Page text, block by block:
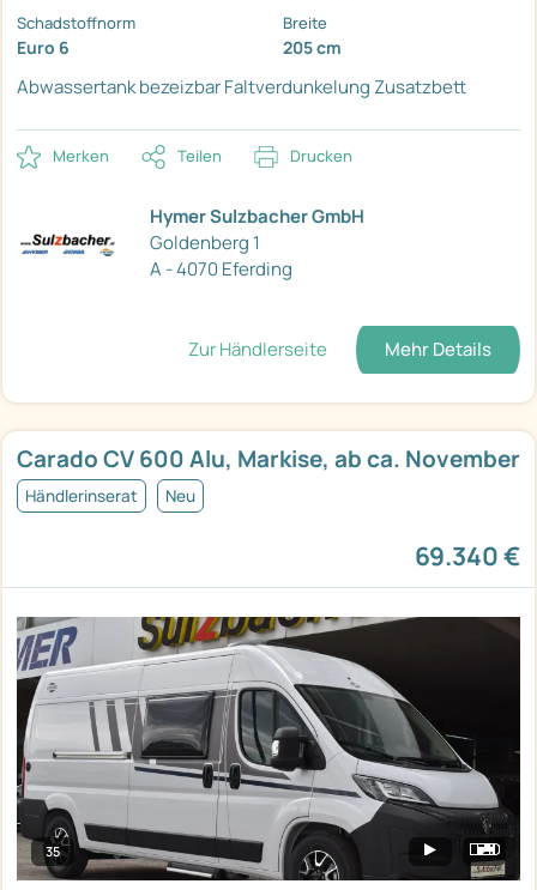
Schadstoffnorm
Euro 6
Breite
205 cm
Abwassertank bezeizbarFaltverdunkelung Zusatzbett
Merken Teilen Drucken
Hymer Sulzbacher GmbH
Goldenberg 1
A - 4070 Eferding
Zur Händlerseite Mehr Details
Carado CV 600 Alu, Markise, ab ca. November
Händlerinserat Neu
69.340 €
35